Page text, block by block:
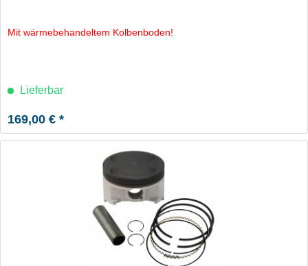
Mit wärmebehandeltem Kolbenboden!
Lieferbar
169,00 € *